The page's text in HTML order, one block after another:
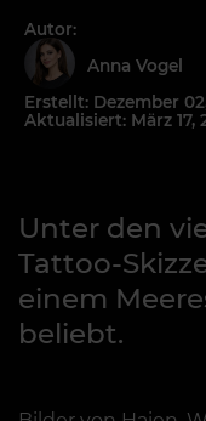
Autor:
Anna Vogel
Erstellt: Dezember
Aktualisiert: März 17,
Unter den
Tattoo-
einem
beliebt.